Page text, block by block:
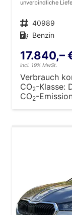
unverbindliche
Fahrzeugnr. 40989
Kraftstoff Benzin
17.840,–
incl. 19% MwSt.
Verbrauch
CO2-Klasse:
CO2-